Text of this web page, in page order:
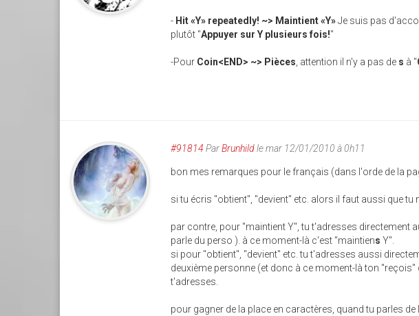
- Hit «Y» repeatedly! ~> Maintient «Y»Je suis pas
plutôt "Appuyer sur Y plusieurs fois!"
-Pour Coin<END> ~> Pièces, attention il n'y a pas de s à "
#91814 ParBrunhildle mar 12/01/2010 à 0h11
bon mes remarques pour le français (dans l'orde de la
si tu écris "obtient", "devient" etc. alors il faut aussi que
par contre, pour "maintient Y", tu t'adresses directement
parle du perso ). à ce moment-là c'est "maintiens Y".
si pour "obtient", "devient" etc. tu t'adresses aussi
deuxième personne (et donc à ce moment-là ton
t'adresses.
pour gagner de la place en caractères, quand tu parles